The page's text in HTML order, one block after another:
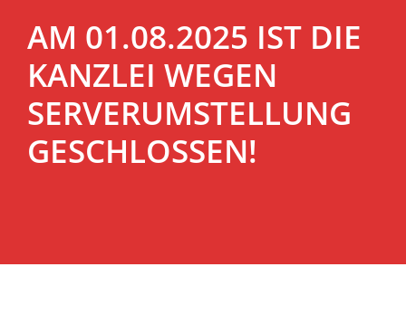
AM 01.08.2025 IST DIE
KANZLEI WEGEN
SERVERUMSTELLUNG
GESCHLOSSEN!